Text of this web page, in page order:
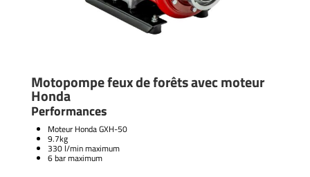
Motopompe feux de forêts avec moteur
Honda
Performances
Moteur Honda GXH-50
9.7kg
330 l/min maximum
6 bar maximum